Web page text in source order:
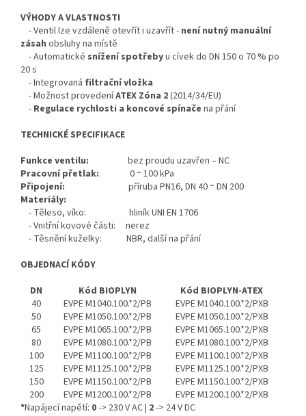
VÝHODY A VLASTNOSTI
- Ventil lze vzdáleně otevřít i uzavřít - není nutný manuální
zásah obsluhy na místě
- Automatické snížení spotřebyu cívek do DN 150 o 70 % po
20 s
- Integrovaná filtrační vložka
- Možnost provedeníATEX Zóna 2(2014/34/EU)
- Regulace rychlosti a koncové spínače na přání
TECHNICKÉ SPECIFIKACE
Funkce ventilu: bez proudu uzavřen – NC
Pracovní přetlak: 0 ÷ 100 kPa
Připojení: příruba PN16, DN 40 ÷ DN 200
Materiály:
- Těleso, víko: hliník UNI EN 1706
- Vnitřní kovové části: nerez
- Těsnění kuželky: NBR, další na přání
OBJEDNACÍ KÓDY
DN
Kód BIOPLYN
Kód BIOPLYN-ATEX
40
EVPE M1040.100.*2/PB
EVPE M1040.100.*2/PXB
50
EVPE M1050.100.*2/PB
EVPE M1050.100.*2/PXB
65
EVPE M1065.100.*2/PB
EVPE M1065.100.*2/PXB
80
EVPE M1080.100.*2/PB
EVPE M1080.100.*2/PXB
100
EVPE M1100.100.*2/PB
EVPE M1100.100.*2/PXB
125
EVPE M1125.100.*2/PB
EVPE M1125.100.*2/PXB
150
EVPE M1150.100.*2/PB
EVPE M1150.100.*2/PXB
200
EVPE M1200.100.*2/PB
EVPE M1200.100.*2/PXB
*Napájecí napětí: 0-> 230 V AC | 2-> 24 V DC